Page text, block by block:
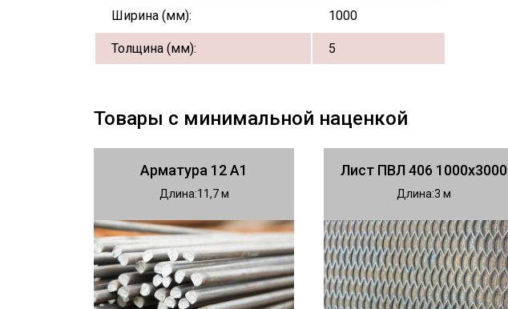
Ширина (мм): 1000
Толщина (мм): 5
Товары с минимальной наценкой
Арматура 12 А1
Длина 11,7
Лист ПВЛ 406 1000х3000
Длина 3